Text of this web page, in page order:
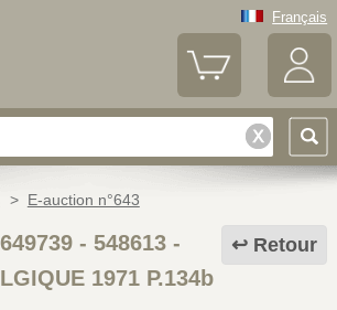
Français
> E-auction n°643
Retour
- 548613-
1971 P.134b